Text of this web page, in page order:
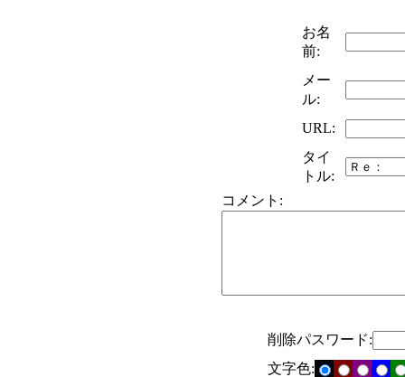
お名
前:
メー
ル:
URL:
タイ
トル:
コメント:
削除パスワード:
文字色: